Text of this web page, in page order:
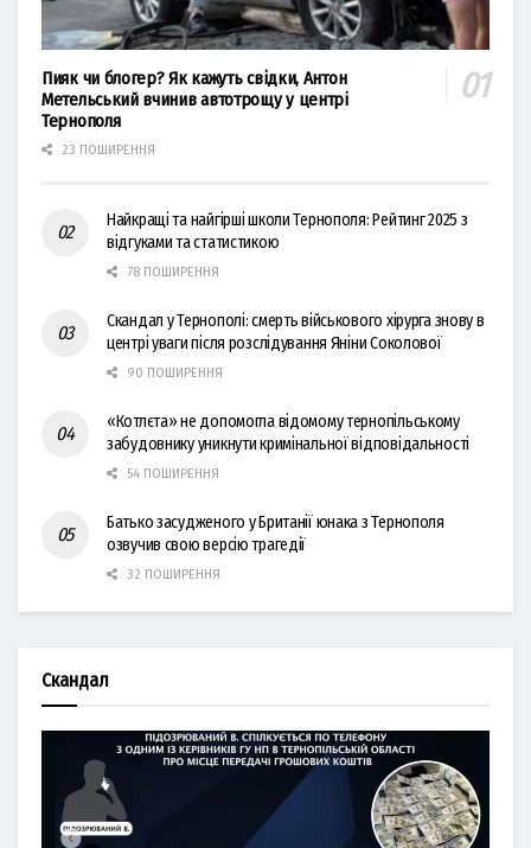
Пияк чи блогер? Як кажуть свідки, Антон
Метельський вчинив автотрощу у центрі
Тернополя
23 ПОШИРЕННЯ
Найкращі та найгірші школи Тернополя: Рейтинг 2025 з
відгуками та статистикою
78 ПОШИРЕННЯ
Скандал у Тернополі: смерть військового хірурга знову в
центрі уваги після розслідування Яніни Соколової
90 ПОШИРЕННЯ
«Котлєта» не допомогла відомому тернопільському
забудовнику уникнути кримінальної відповідальності
54 ПОШИРЕННЯ
Батько засудженого у Британії юнака з Тернополя
озвучив свою версію трагедії
32 ПОШИРЕННЯ
Скандал